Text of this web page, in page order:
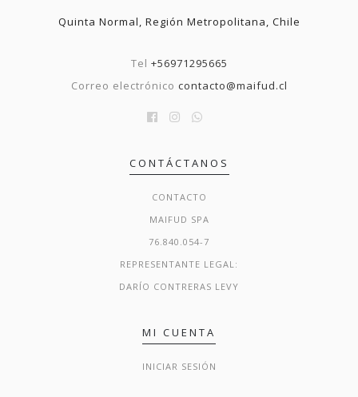
Quinta Normal, Región Metropolitana, Chile
Tel +56971295665
Correo electrónico contacto@maifud.cl
CONTÁCTANOS
CONTACTO
MAIFUD SPA
76.840.054-7
REPRESENTANTE LEGAL:
DARÍO CONTRERAS LEVY
MI CUENTA
INICIAR SESIÓN